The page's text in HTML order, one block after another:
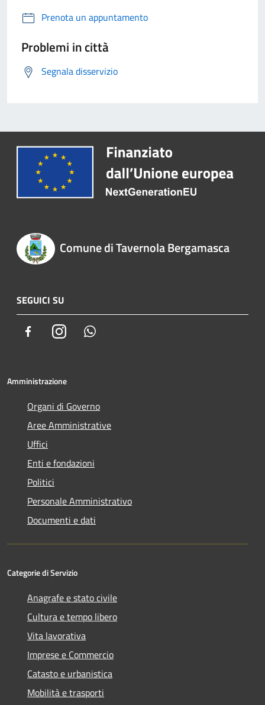
Prenota un appuntamento
Problemi in città
Segnala disservizio
Comune di Tavernola Bergamasca
SEGUICI SU
FacebookInstagram
Amministrazione
Organi di Governo
Aree Amministrative
Uffici
Enti e fondazioni
Politici
Personale Amministrativo
Documenti e dati
Categorie di Servizio
Anagrafe e stato civile
Cultura e tempo libero
Vita lavorativa
Imprese e Commercio
Catasto e urbanistica
Mobilità e trasporti